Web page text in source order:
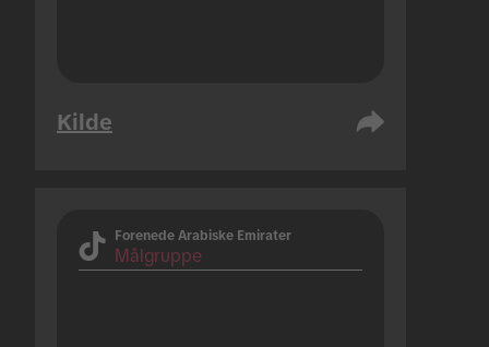
Kilde
Forenede Arabiske Emirater
Målgruppe